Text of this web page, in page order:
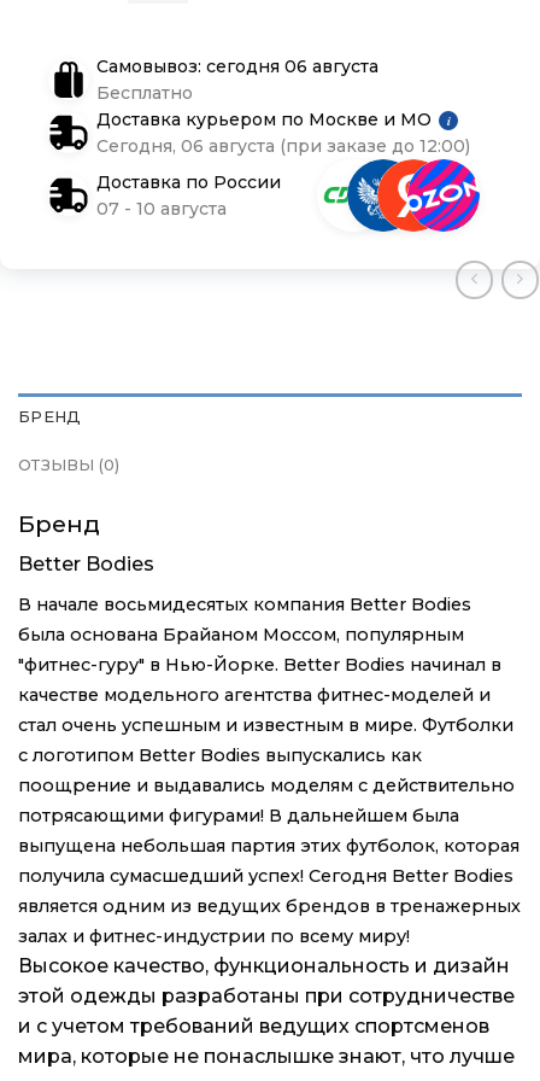
Самовывоз: сегодня 06 августа
Бесплатно
Доставка курьером по Москве и МО
i
Сегодня, 06 августа (при заказе до 12:00)
Доставка по России
07 - 10 августа
БРЕНД
ОТЗЫВЫ (0)
Бренд
Better Bodies
В начале восьмидесятых компания Better Bodies
была основана Брайаном Моссом, популярным
"фитнес-гуру" в Нью-Йорке. Better Bodies начинал в
качестве модельного агентства фитнес-моделей и
стал очень успешным и известным в мире. Футболки
с логотипом Better Bodies выпускались как
поощрение и выдавались моделям с действительно
потрясающими фигурами! В дальнейшем была
выпущена небольшая партия этих футболок, которая
получила сумаcшедший успех! Сегодня Better Bodies
является одним из ведущих брендов в тренажерных
залах и фитнес-индустрии по всему миру!
Высокое качество, функциональность и дизайн
этой одежды разработаны при сотрудничестве
и с учетом требований ведущих спортсменов
мира, которые не понаслышке знают, что лучше
Магазины
Контакты
Доставка и оплата
Магазины
Контакты
Доставка и оплата
Магазины
Контакты
Доставка и оплата